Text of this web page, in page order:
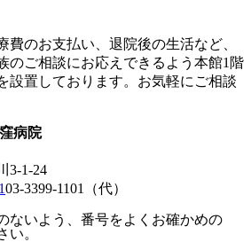
費のお支払い、退院後の生活など、
のご相談にお応えできるよう本館1階
設置しております。お気軽にご相談
病院
3-1-24
03-3399-1101 （代）
ないよう、番号をよくお確かめの
い。